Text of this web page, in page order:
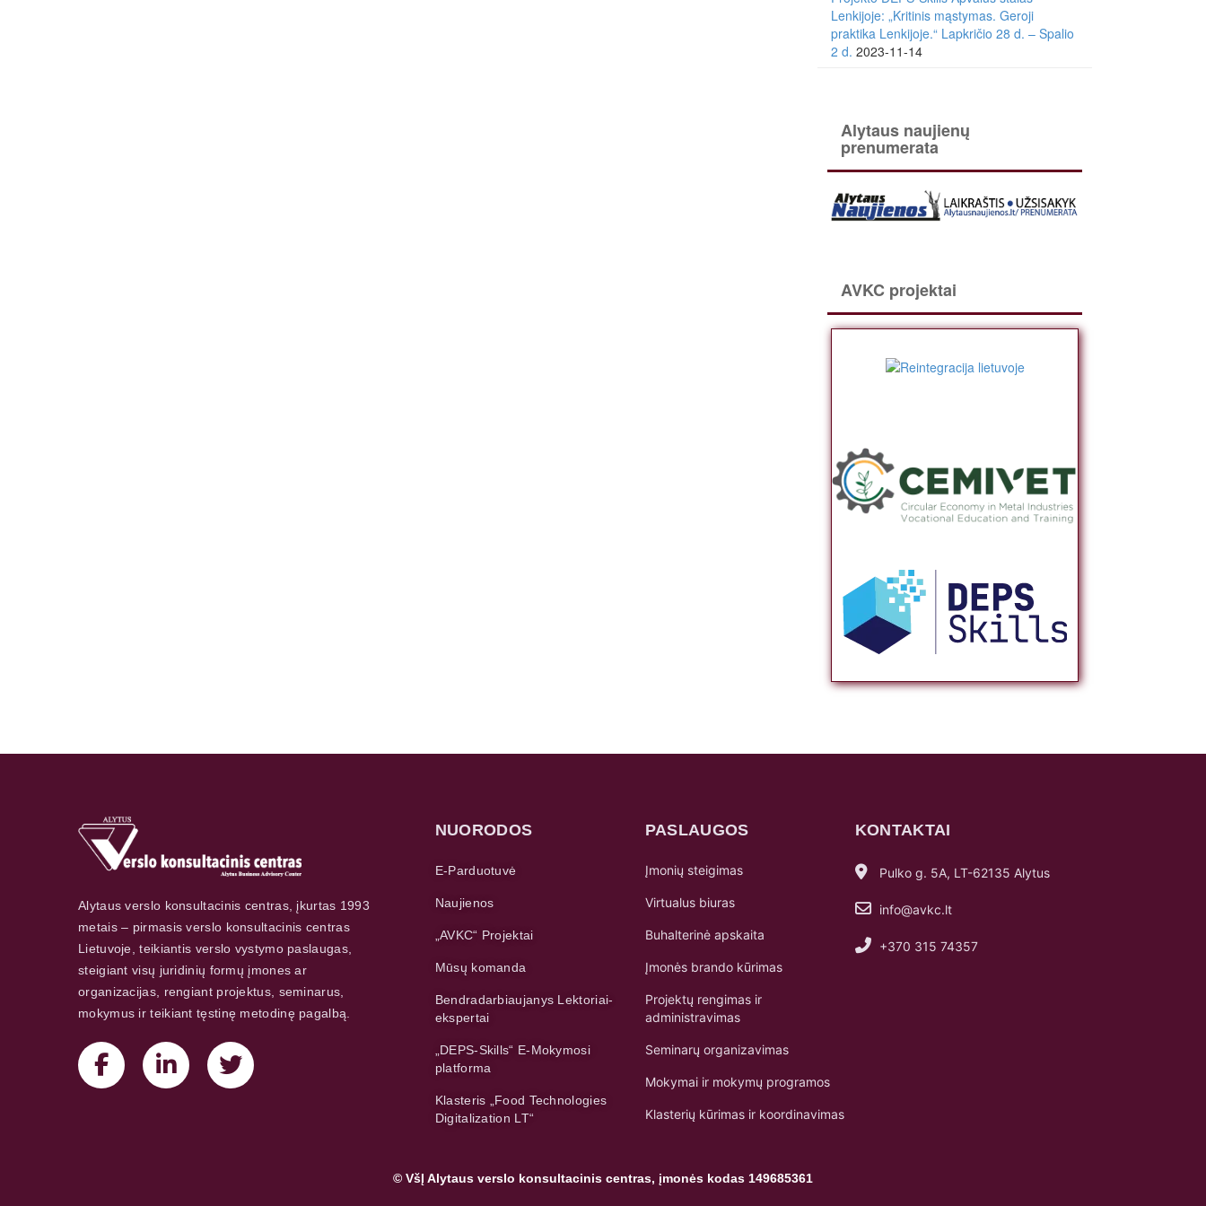
Lenkijoje: „Kritinis mąstymas. Geroji
praktika Lenkijoje.“ Lapkričio 28 d. – Spalio
2 d. 2023-11-14
Alytaus naujienų
prenumerata
AVKC projektai
Alytaus verslo konsultacinis centras, įkurtas 1993
metais – pirmasis verslo konsultacinis centras
Lietuvoje, teikiantis verslo vystymo paslaugas,
steigiant visų juridinių formų įmones ar
organizacijas, rengiant projektus, seminarus,
mokymus ir teikiant tęstinę metodinę pagalbą.
NUORODOS
E-Parduotuvė
Naujienos
„AVKC“ Projektai
Mūsų komanda
Bendradarbiaujanys Lektoriai-
ekspertai
„DEPS-Skills“ E-Mokymosi
platforma
Klasteris „Food Technologies
Digitalization LT“
PASLAUGOS
Įmonių steigimas
Virtualus biuras
Buhalterinė apskaita
Įmonės brando kūrimas
Projektų rengimas ir
administravimas
Seminarų organizavimas
Mokymai ir mokymų programos
Klasterių kūrimas ir koordinavimas
KONTAKTAI
Pulko g. 5A, LT-62135 Alytus
info@avkc.lt
+370 315 74357
© VšĮ Alytaus verslo konsultacinis centras, įmonės kodas 149685361